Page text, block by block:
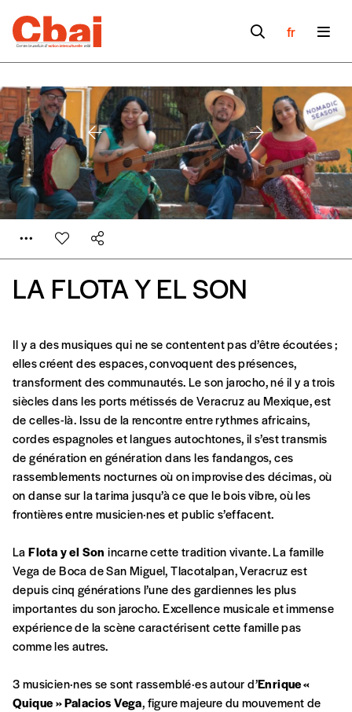
fr
LA FLOTA Y EL SON
Se connecter
CONNEXION
Créer un
compte
Formulaire de
commande
A partir de 2021,Imag, le magazine de
l’interculturel,vous est proposé àPRIX LIBRE.
Le prix libre est un mode de fixation du prix
par l’acheteur d’un bien ou d’un service, qui
peut être une manière pour lui de payer le prix
qu’il estime juste. Dans l’objectif de rendre nos
d’affirmer notre attachement aux valeurs de
solidarité, nous vous proposons d’estimer
vous-mêmes le coût de notre publication.
Cette valeur peut donc être inférieure, égale
ou supérieure au prix indicatif. De cette
manière, vous soutenez le travail de l’équipe
motivations.
Il y a des musiques qui ne se contentent pas d’être écoutées ;
elles créent des espaces, convoquent des présences,
transforment des communautés. Le son jarocho, né il y a trois
siècles dans les ports métissés de Veracruz au Mexique, est
de celles-là. Issu de la rencontre entre rythmes africains,
cordes espagnoles et langues autochtones, il s’est transmis
de génération en génération dans les fandangos, ces
rassemblements nocturnes où on improvise des décimas, où
on danse sur la tarima jusqu’à ce que le bois vibre, où les
frontières entre musicien·nes et public s’effacent.
LaFlota y el Son incarne cette tradition vivante. La famille
Vega de Boca de San Miguel, Tlacotalpan, Veracruz est
depuis cinq générations l’une des gardiennes les plus
importantes du son jarocho. Excellence musicale et immense
expérience de la scène caractérisent cette famille pas
comme les autres.
3 musicien·nes se sont rassemblé·es autour d’Enrique «
Quique » Palacios Vega, figure majeure du mouvement de